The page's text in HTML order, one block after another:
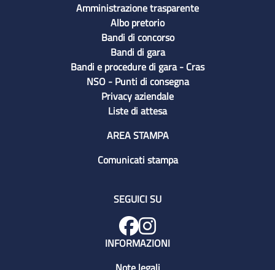
Amministrazione trasparente
Albo pretorio
Bandi di concorso
Bandi di gara
Bandi e procedure di gara - Cras
NSO - Punti di consegna
Privacy aziendale
Liste di attesa
AREA STAMPA
Comunicati stampa
SEGUICI SU
INFORMAZIONI